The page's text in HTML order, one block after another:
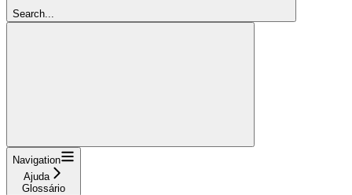
Search...
Navigation
Ajuda
Glossário